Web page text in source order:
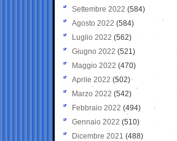
Settembre 2022 (584)
Agosto 2022 (584)
Luglio 2022 (562)
Giugno 2022 (521)
Maggio 2022 (470)
Aprile 2022 (502)
Marzo 2022 (542)
Febbraio 2022 (494)
Gennaio 2022 (510)
Dicembre 2021 (488)